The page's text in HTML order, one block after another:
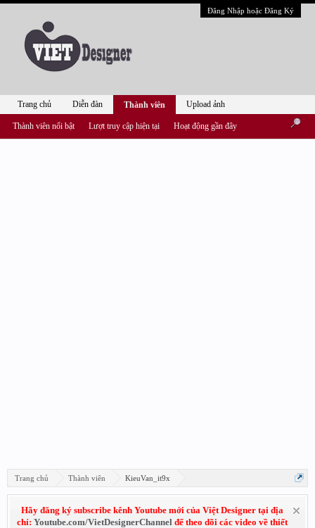
Đăng Nhập hoặc Đăng Ký
Trang chủ Thành viên KieuVan_it9x
Hãy đăng ký subscribe kênh Youtube mới của Việt Designer tại địa
chỉ: Youtube.com/VietDesignerChannel để theo dõi các video về thiết
Trang chủ Diễn đàn Thành viên
Thành viên nổi bật Lượt truy cập hiện tại Hoạt động gần đây
Upload ảnh